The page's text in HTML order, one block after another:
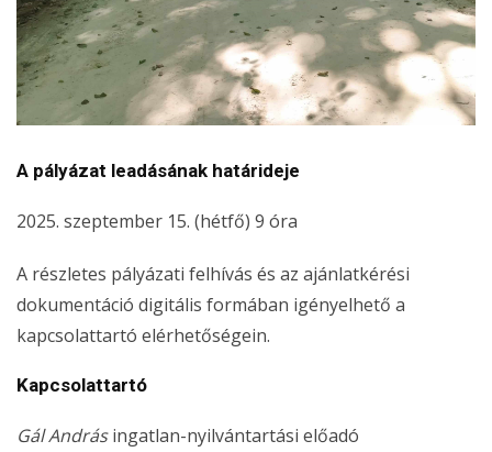
A pályázat leadásának határideje
2025. szeptember 15. (hétfő) 9 óra
A részletes pályázati felhívás és az ajánlatkérési
dokumentáció digitális formában igényelhető a
kapcsolattartó elérhetőségein.
Kapcsolattartó
Gál Andrásingatlan-nyilvántartási előadó